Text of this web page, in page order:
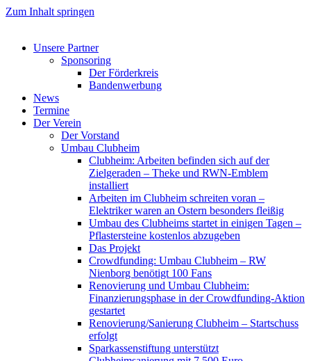
Zum Inhalt springen
Unsere Partner
Sponsoring
Der Förderkreis
Bandenwerbung
News
Termine
Der Verein
Der Vorstand
Umbau Clubheim
Clubheim: Arbeiten befinden sich auf der
Zielgeraden – Theke und RWN-Emblem
installiert
Arbeiten im Clubheim schreiten voran –
Elektriker waren an Ostern besonders fleißig
Umbau des Clubheims startet in einigen Tagen –
Pflastersteine kostenlos abzugeben
Das Projekt
Crowdfunding: Umbau Clubheim – RW
Nienborg benötigt 100 Fans
Renovierung und Umbau Clubheim:
Finanzierungsphase in der Crowdfunding-Aktion
gestartet
Renovierung/Sanierung Clubheim – Startschuss
erfolgt
Sparkassenstiftung unterstützt